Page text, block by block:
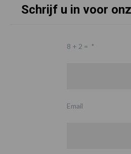
Schrijf u in voor
8 + 2 = *
Email